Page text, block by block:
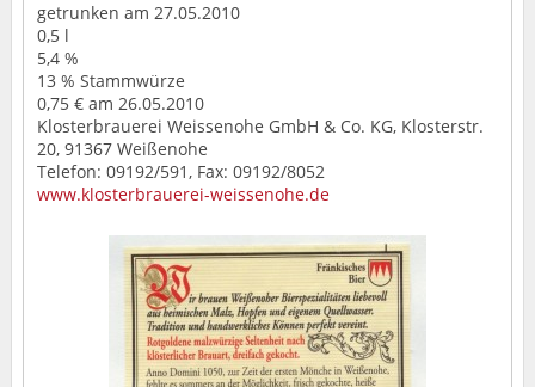
getrunken am 27.05.2010
0,5 l
5,4 %
13 % Stammwürze
0,75 € am 26.05.2010
Klosterbrauerei Weissenohe GmbH & Co. KG, Klosterstr.
20, 91367 Weißenohe
Telefon: 09192/591, Fax: 09192/8052
www.klosterbrauerei-weissenohe.de